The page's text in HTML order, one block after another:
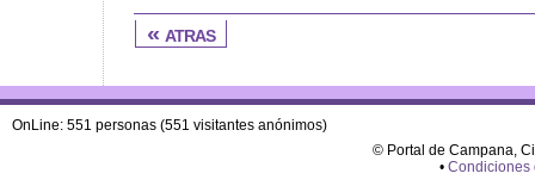
« atras
OnLine: 551 personas (551 visitantes anónimos)
© Portal de Campana,
• Condiciones